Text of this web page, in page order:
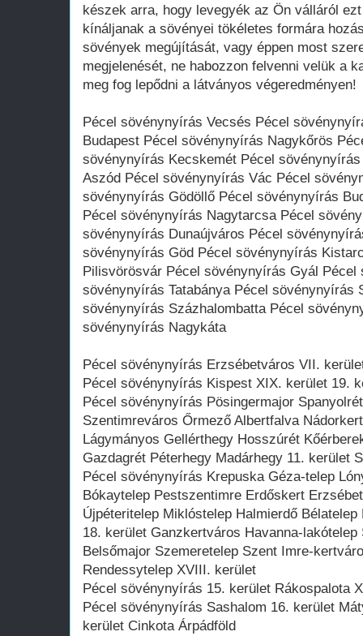
készek arra, hogy levegyék az Ön válláról
kínáljanak a sövényei tökéletes formára
sövények megújítását, vagy éppen most
megjelenését, ne habozzon felvenni velük a
meg fog lepődni a látványos végeredményen!
Pécel sövénynyírás Vecsés Pécel
Budapest Pécel sövénynyírás Nagykőrös
sövénynyírás Kecskemét Pécel
Aszód Pécel sövénynyírás Vác Pécel
sövénynyírás Gödöllő Pécel sövénynyírás
Pécel sövénynyírás Nagytarcsa Pécel
sövénynyírás Dunaújváros Pécel
sövénynyírás Göd Pécel sövénynyírás
Pilisvörösvár Pécel sövénynyírás Gyál Pécel
sövénynyírás Tatabánya Pécel sövénynyírás
sövénynyírás Százhalombatta Pécel
sövénynyírás Nagykáta
Pécel sövénynyírás Erzsébetváros VII.
Pécel sövénynyírás Kispest XIX. kerület 19.
Pécel sövénynyírás Pösingermajor
Szentimreváros Őrmező Albertfalva
Lágymányos Gellérthegy Hosszúrét
Gazdagrét Péterhegy Madárhegy 11. kerület
Pécel sövénynyírás Krepuska Géza-telep
Bókaytelep Pestszentimre Erdőskert
Újpéteritelep Miklóstelep Halmierdő
18. kerület Ganzkertváros Havanna-
Belsőmajor Szemeretelep Szent Imre-
Rendessytelep XVIII. kerület
Pécel sövénynyírás 15. kerület Rákospalota
Pécel sövénynyírás Sashalom 16. kerület
kerület Cinkota Árpádföld